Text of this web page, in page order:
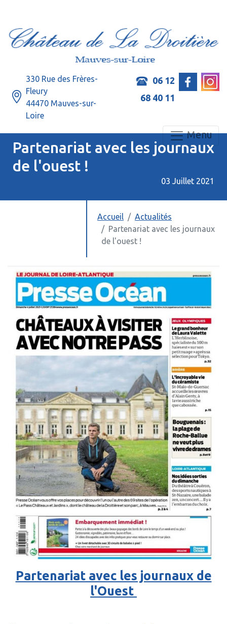
330 Rue des Frères-
Fleury
44470 Mauves-sur-
Loire
06 12
68 40 11
Menu
Partenariat avec les journaux
de l'ouest !
03 Juillet 2021
Accueil
Actualités
Partenariat avec les journaux
de l'ouest !
Partenariat avec les journaux de
l'Ouest